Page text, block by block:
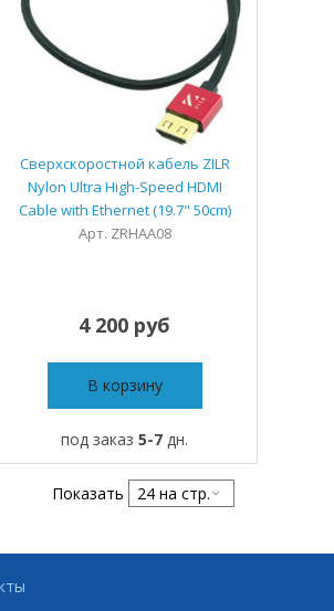
Сверхскоростной кабель ZILR
Nylon Ultra High-Speed HDMI
Cable with Ethernet (19.7" 50cm)
Арт. ZRHAA08
4 200 руб
В корзину
под заказ5-7 дн.
Показать